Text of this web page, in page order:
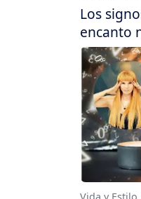
Los
encanto